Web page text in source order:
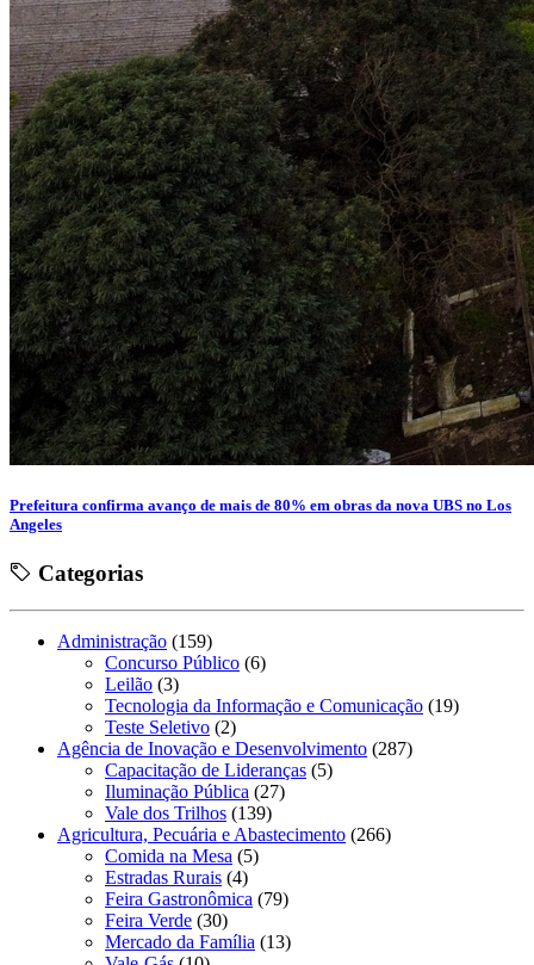
Prefeitura confirma avanço de mais de 80% em obras da nova UBS no Los
Angeles
Categorias
Administração (159)
Concurso Público (6)
Leilão (3)
Tecnologia da Informação e Comunicação (19)
Teste Seletivo (2)
Agência de Inovação e Desenvolvimento (287)
Capacitação de Lideranças (5)
Iluminação Pública (27)
Vale dos Trilhos (139)
Agricultura, Pecuária e Abastecimento (266)
Comida na Mesa (5)
Estradas Rurais (4)
Feira Gastronômica (79)
Feira Verde (30)
Mercado da Família (13)